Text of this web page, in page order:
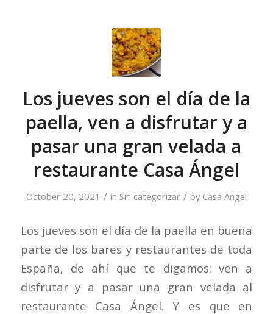
Los jueves son el día de la
paella, ven a disfrutar y a
pasar una gran velada a
restaurante Casa Ángel
October 20, 2021 / in Sin categorizar / by Casa Angel
Los jueves son el día de la paella en buena
parte de los bares y restaurantes de toda
España, de ahí que te digamos: ven a
disfrutar y a pasar una gran velada al
restaurante Casa Ángel. Y es que en